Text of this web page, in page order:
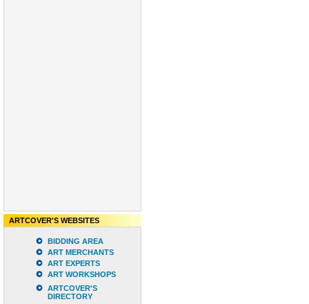
ARTCOVER'S WEBSITES
BIDDING AREA
ART MERCHANTS
ART EXPERTS
ART WORKSHOPS
ARTCOVER'S
DIRECTORY